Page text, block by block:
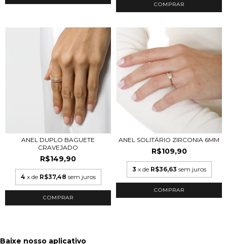
COMPRAR
ANEL DUPLO BAGUETE
CRAVEJADO
R$149,90
4 x de R$37,48 sem juros
COMPRAR
ANEL SOLITÁRIO ZIRCONIA 6MM
R$109,90
3 x de R$36,63 sem juros
COMPRAR
Baixe nosso aplicativo